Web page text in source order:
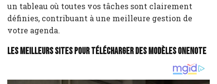
un tableau où toutes vos tâches sont clairement
définies, contribuant à une meilleure gestion de
votre agenda.
Les meilleurs sites pour télécharger des modèles OneNote